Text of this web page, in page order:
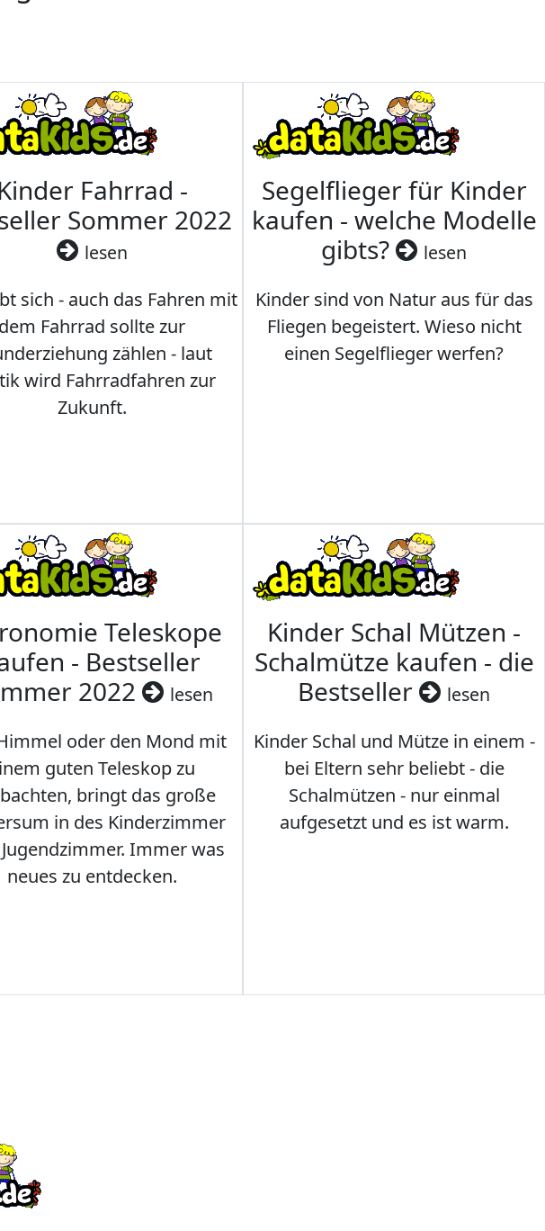
Fahrrad -
Sommer 2022
lesen
sich - auch das Fahren mit
dem Fahrrad sollte zur
zählen - laut
wird Fahrradfahren zur
Zukunft.
Segelflieger für Kinder
kaufen - welche Modelle
gibts?
lesen
Kinder sind von Natur aus für das
Fliegen begeistert. Wieso nicht
einen Segelflieger werfen?
Teleskope
- Bestseller
2022
lesen
oder den Mond mit
guten Teleskop zu
bringt das große
in des Kinderzimmer
Immer was
neues zu entdecken.
Kinder Schal Mützen -
Schalmütze kaufen - die
Bestseller
lesen
Kinder Schal und Mütze in einem -
bei Eltern sehr beliebt - die
Schalmützen - nur einmal
aufgesetzt und es ist warm.